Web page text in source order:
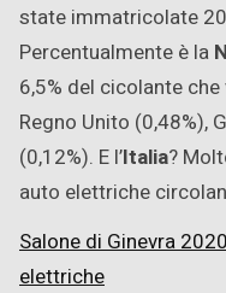
state immatricolate
Percentualmente è la
6,5% del cicolante
Regno Unito (0,48%),
(0,12%). E l’Italia?
auto elettriche
Salone di Ginevra
elettriche